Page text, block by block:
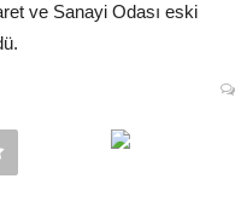
ve Sanayi Odası eski